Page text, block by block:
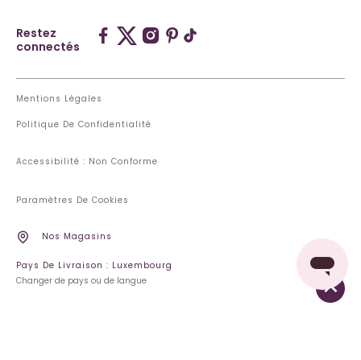
Restez
connectés
Mentions Légales
Politique De Confidentialité
Accessibilité : Non Conforme
Paramètres De Cookies
Nos Magasins
Pays De Livraison : Luxembourg
Changer de pays ou de langue